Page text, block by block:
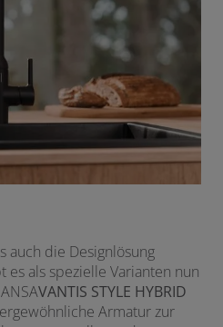
auch die Designlösung
es als spezielle Varianten nun
VANTIS STYLE HYBRID
Armatur zur